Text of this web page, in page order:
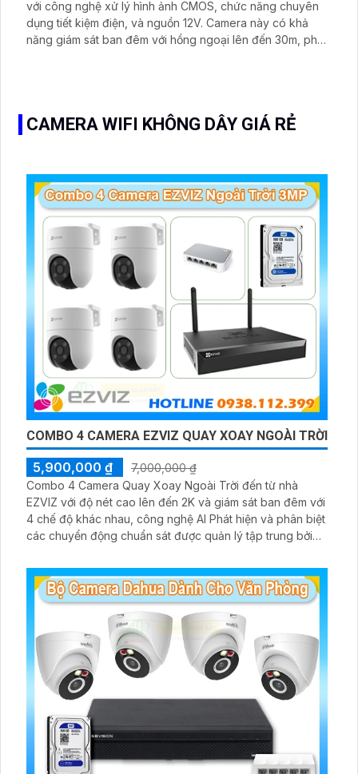
với công nghệ xử lý hình ảnh CMOS, chức năng chuyên
dụng tiết kiệm điện, và nguồn 12V. Camera này có khả
năng giám sát ban đêm với hồng ngoại lên đến 30m, phù
CAMERA WIFI KHÔNG DÂY GIÁ RẺ
COMBO 4 CAMERA EZVIZ QUAY XOAY NGOÀI TRỜI
5,900,000 ₫
7,000,000 ₫
Combo 4 Camera Quay Xoay Ngoài Trời đến từ nhà
EZVIZ với độ nét cao lên đến 2K và giám sát ban đêm với
4 chế độ khác nhau, công nghệ AI Phát hiện và phân biệt
các chuyển động chuẩn sát được quản lý tập trung bởi